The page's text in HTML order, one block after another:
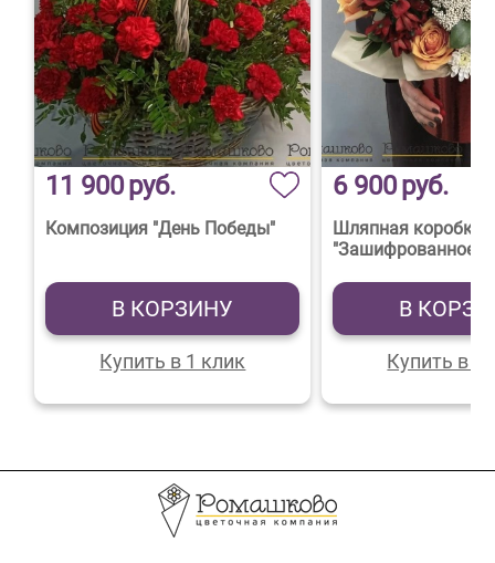
11 900руб.
Композиция "День Победы"
В КОРЗИНУ
Купить в 1 клик
6 900руб.
Шляпная коробка
"Зашифрованное
В
Купить в 1